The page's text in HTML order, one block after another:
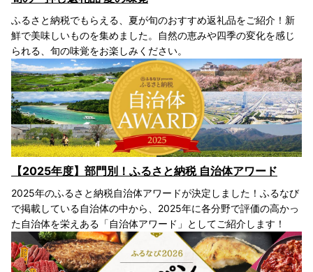
ふるさと納税でもらえる、夏が旬のおすすめ返礼品をご紹介！新
鮮で美味しいものを集めました。自然の恵みや四季の変化を感じ
られる、旬の味覚をお楽しみください。
【2025年度】部門別！ふるさと納税 自治体アワード
2025年のふるさと納税自治体アワードが決定しました！ふるなび
で掲載している自治体の中から、2025年に各分野で評価の高かっ
た自治体を栄えある「自治体アワード」としてご紹介します！